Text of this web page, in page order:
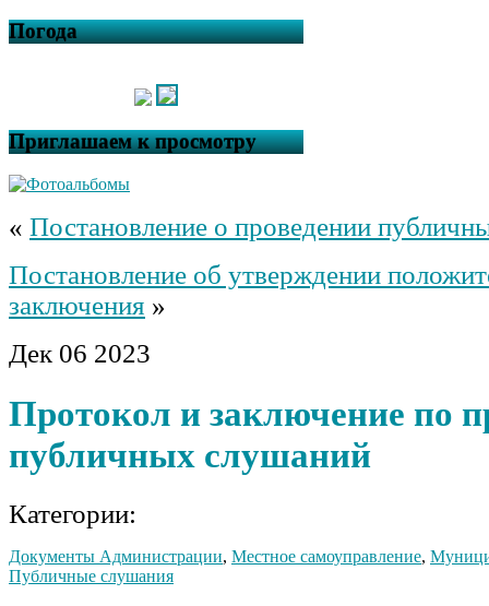
Погода
Приглашаем к просмотру
« Постановление о проведении
Постановление об утверждении
заключения »
Дек 06 2023
Протокол и заключение по
публичных слушаний
Категории:
Документы Администрации, Местное самоуправление,
Публичные слушания